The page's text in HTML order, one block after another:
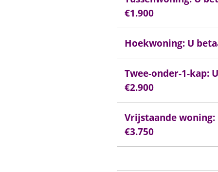
€1.900
Hoekwoning: U
Twee-onder-1-kap:
€2.900
Vrijstaande
€3.750